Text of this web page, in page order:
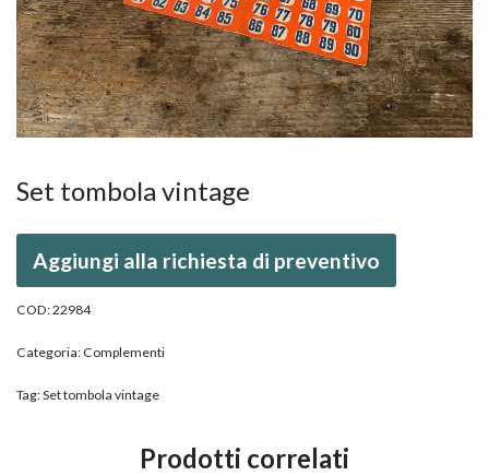
Set tombola vintage
Aggiungi alla richiesta di preventivo
COD:22984
Categoria: Complementi
Tag:Set tombola vintage
Prodotti correlati